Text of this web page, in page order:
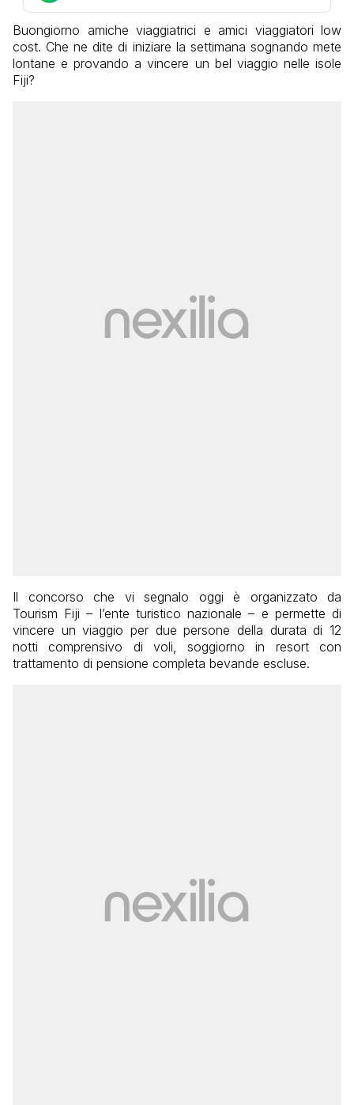
Buongiorno amiche viaggiatrici e amici viaggiatori low
cost. Che ne dite di iniziare la settimana sognando mete
lontane e provando a vincere un bel viaggio nelle isole
Fiji?
Il concorso che vi segnalo oggi è organizzato da
Tourism Fiji – l’ente turistico nazionale – e permette di
vincere un viaggio per due persone della durata di 12
notti comprensivo di voli, soggiorno in resort con
trattamento di pensione completa bevande escluse.